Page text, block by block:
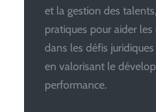
et la gestion des
pratiques pour aider
dans les défis
en valorisant le
performance.